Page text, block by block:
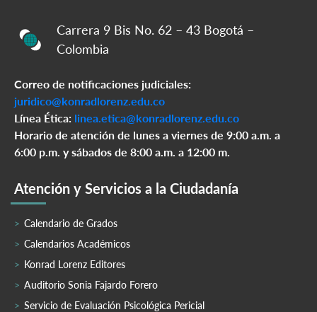
Carrera 9 Bis No. 62 – 43 Bogotá –
Colombia
Correo de notificaciones judiciales:
juridico@konradlorenz.edu.co
Línea Ética: linea.etica@konradlorenz.edu.co
Horario de atención de lunes a viernes de 9:00 a.m. a
6:00 p.m. y sábados de 8:00 a.m. a 12:00 m.
Atención y Servicios a la Ciudadanía
Calendario de Grados
Calendarios Académicos
Konrad Lorenz Editores
Auditorio Sonia Fajardo Forero
Servicio de Evaluación Psicológica Pericial